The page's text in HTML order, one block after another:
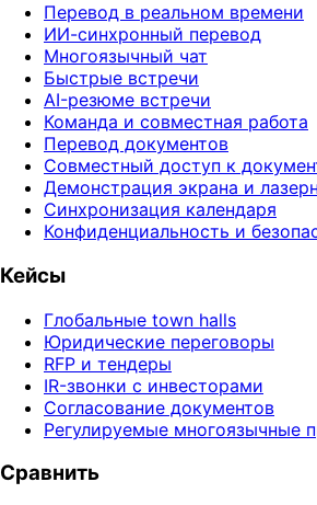
Перевод в реальном времени
ИИ-синхронный перевод
Многоязычный чат
Быстрые встречи
AI-резюме встречи
Команда и совместная работа
Перевод документов
Совместный доступ к
Демонстрация экрана и
Синхронизация календаря
Конфиденциальность и
Кейсы
Глобальные town halls
Юридические переговоры
RFP и тендеры
IR-звонки с инвесторами
Согласование документов
Регулируемые многоязычные
Сравнить